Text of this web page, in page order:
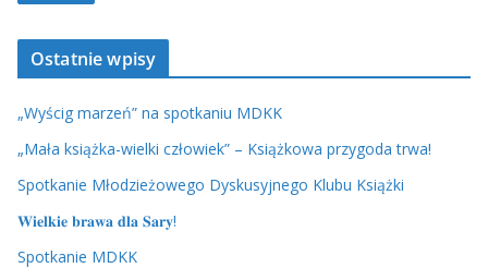
Ostatnie wpisy
„Wyścig marzeń” na spotkaniu MDKK
„Mała książka-wielki człowiek” – Książkowa przygoda trwa!
Spotkanie Młodzieżowego Dyskusyjnego Klubu Książki
𝐖𝐢𝐞𝐥𝐤𝐢𝐞 𝐛𝐫𝐚𝐰𝐚 𝐝𝐥𝐚 𝐒𝐚𝐫𝐲!
Spotkanie MDKK